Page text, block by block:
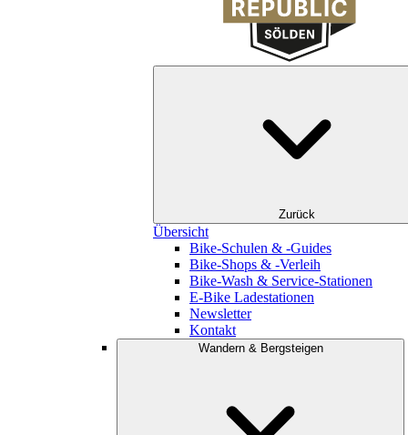
Zurück
Übersicht
Bike-Schulen & -Guides
Bike-Shops & -Verleih
Bike-Wash & Service-Stationen
E-Bike Ladestationen
Newsletter
Kontakt
Wandern & Bergsteigen